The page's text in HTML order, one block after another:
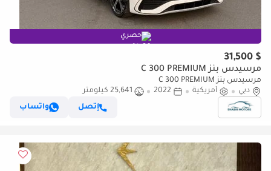
حصري
$ 31,500
مرسيدس بنز C 300 PREMIUM
مرسيدس بنز C 300 PREMIUM
دبي
أمريكية 2022
25,641 كيلومتر
إتصل
واتساب